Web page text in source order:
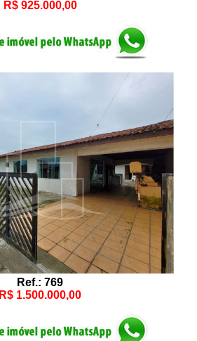
R$ 925.000,00
Ref.: 769
R$ 1.500.000,00